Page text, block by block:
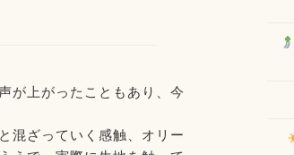
が上がったこともあり、今
混ざっていく感触、オリー